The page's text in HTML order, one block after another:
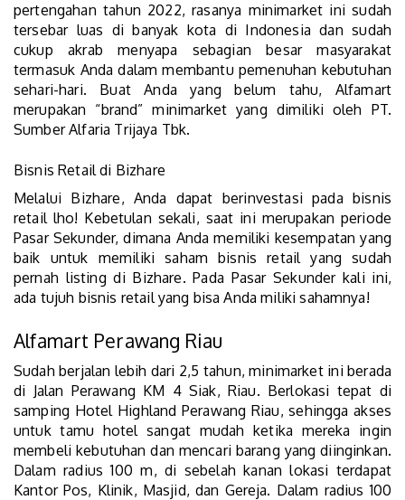
pertengahan tahun 2022, rasanya minimarket ini sudah
tersebar luas di banyak kota di Indonesia dan sudah
cukup akrab menyapa sebagian besar masyarakat
termasuk Anda dalam membantu pemenuhan kebutuhan
sehari-hari. Buat Anda yang belum tahu, Alfamart
merupakan “brand” minimarket yang dimiliki oleh PT.
Sumber Alfaria Trijaya Tbk.
Bisnis Retail di Bizhare
Melalui Bizhare, Anda dapat berinvestasi pada bisnis
retail lho! Kebetulan sekali, saat ini merupakan periode
Pasar Sekunder, dimana Anda memiliki kesempatan yang
baik untuk memiliki saham bisnis retail yang sudah
pernah listing di Bizhare. Pada Pasar Sekunder kali ini,
ada tujuh bisnis retail yang bisa Anda miliki sahamnya!
Alfamart Perawang Riau
Sudah berjalan lebih dari 2,5 tahun, minimarket ini berada
di Jalan Perawang KM 4 Siak, Riau. Berlokasi tepat di
samping Hotel Highland Perawang Riau, sehingga akses
untuk tamu hotel sangat mudah ketika mereka ingin
membeli kebutuhan dan mencari barang yang diinginkan.
Dalam radius 100 m, di sebelah kanan lokasi terdapat
Kantor Pos, Klinik, Masjid, dan Gereja. Dalam radius 100